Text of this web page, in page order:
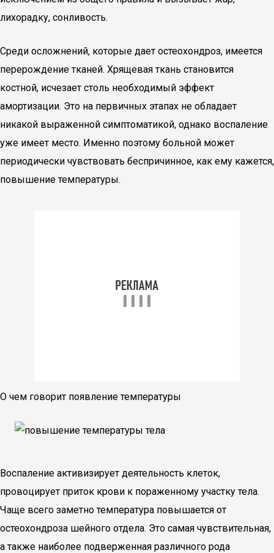
лихорадку, сонливость.
Среди осложнений, которые дает остеохондроз, имеется
перерождение тканей. Хрящевая ткань становится
костной, исчезает столь необходимый эффект
амортизации. Это на первичных этапах не обладает
никакой выраженной симптоматикой, однако воспаление
уже имеет место. Именно поэтому больной может
периодически чувствовать беспричинное, как ему кажется,
повышение температуры.
О чем говорит появление температуры
Воспаление активизирует деятельность клеток,
провоцирует приток крови к пораженному участку тела.
Чаще всего заметно температура повышается от
остеохондроза шейного отдела. Это самая чувствительная,
а также наиболее подверженная различного рода